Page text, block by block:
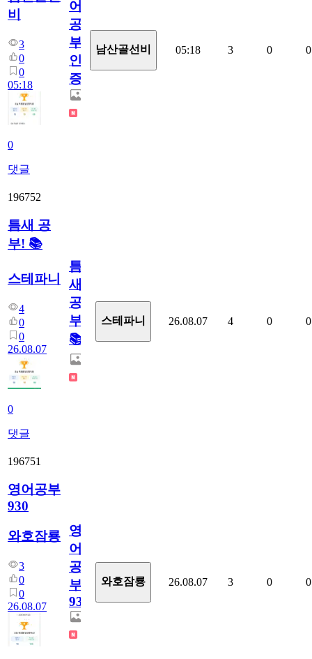
비
3
0
0
05:18
0
댓글
어
공
부
인
증
남산골선비 05:18 3 0 0
196752
틈새 공
부! 📚
스테파니
4
0
0
26.08.07
0
댓글
틈
새
공
부!
📚
스테파니 26.08.07 4 0 0
196751
영어공부
930
와호잠룡
3
0
0
26.08.07
영
어
공
부
930
와호잠룡 26.08.07 3 0 0